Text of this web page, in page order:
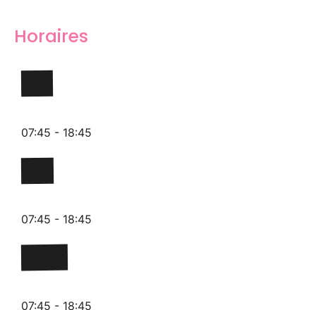
Horaires
07:45 - 18:45
07:45 - 18:45
07:45 - 18:45